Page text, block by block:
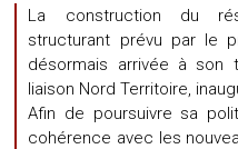
La construction du
structurant prévu par le
désormais arrivée à son
liaison Nord Territoire,
Afin de poursuivre sa
cohérence avec les